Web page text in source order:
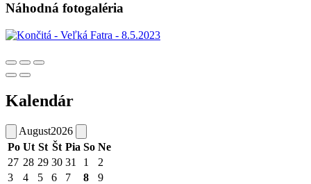
Náhodná fotogaléria
Kalendár
August2026
Po Ut St Št Pia So Ne
27 28 29 30 31 1
2
3
4 5 6 7 8
9